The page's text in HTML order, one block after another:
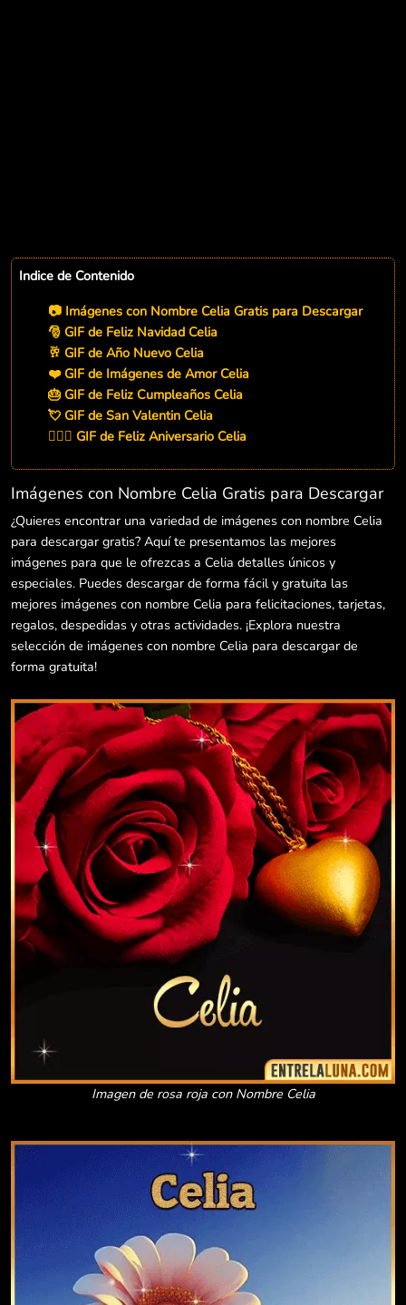
Indice de Contenido
📷 Imágenes con Nombre Celia Gratis para Descargar
🎅 GIF de Feliz Navidad Celia
🥂 GIF de Año Nuevo Celia
❤️ GIF de Imágenes de Amor Celia
🎂 GIF de Feliz Cumpleaños Celia
💘 GIF de San Valentin Celia
👨‍❤️‍👨 GIF de Feliz Aniversario Celia
Imágenes con Nombre Celia Gratis para Descargar
¿Quieres encontrar una variedad de imágenes con nombre Celia
para descargar gratis? Aquí te presentamos las mejores
imágenes para que le ofrezcas a Celia detalles únicos y
especiales. Puedes descargar de forma fácil y gratuita las
mejores imágenes con nombre Celia para felicitaciones, tarjetas,
regalos, despedidas y otras actividades. ¡Explora nuestra
selección de imágenes con nombre Celia para descargar de
forma gratuita!
Imagen de rosa roja con Nombre Celia